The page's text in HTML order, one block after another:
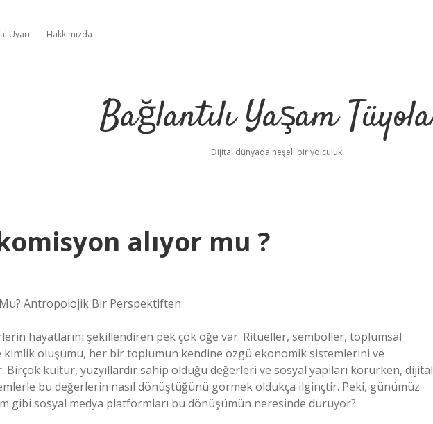
Uyarı Hakkımızda
Bağlantılı Yaşam
Dijital dünyada neşeli bir yolculuk!
alıyor mu ?
Antropolojik Bir Perspektiften
hayatlarını şekillendiren pek çok öğe var. Ritüeller, semboller, toplumsal
kimlik oluşumu, her bir toplumun kendine özgü ekonomik sistemlerini ve
Birçok kültür, yüzyıllardır sahip olduğu değerleri ve sosyal yapıları korurken, dijital
bu değerlerin nasıl dönüştüğünü görmek oldukça ilginçtir. Peki, günümüz
gibi sosyal medya platformları bu dönüşümün neresinde duruyor?